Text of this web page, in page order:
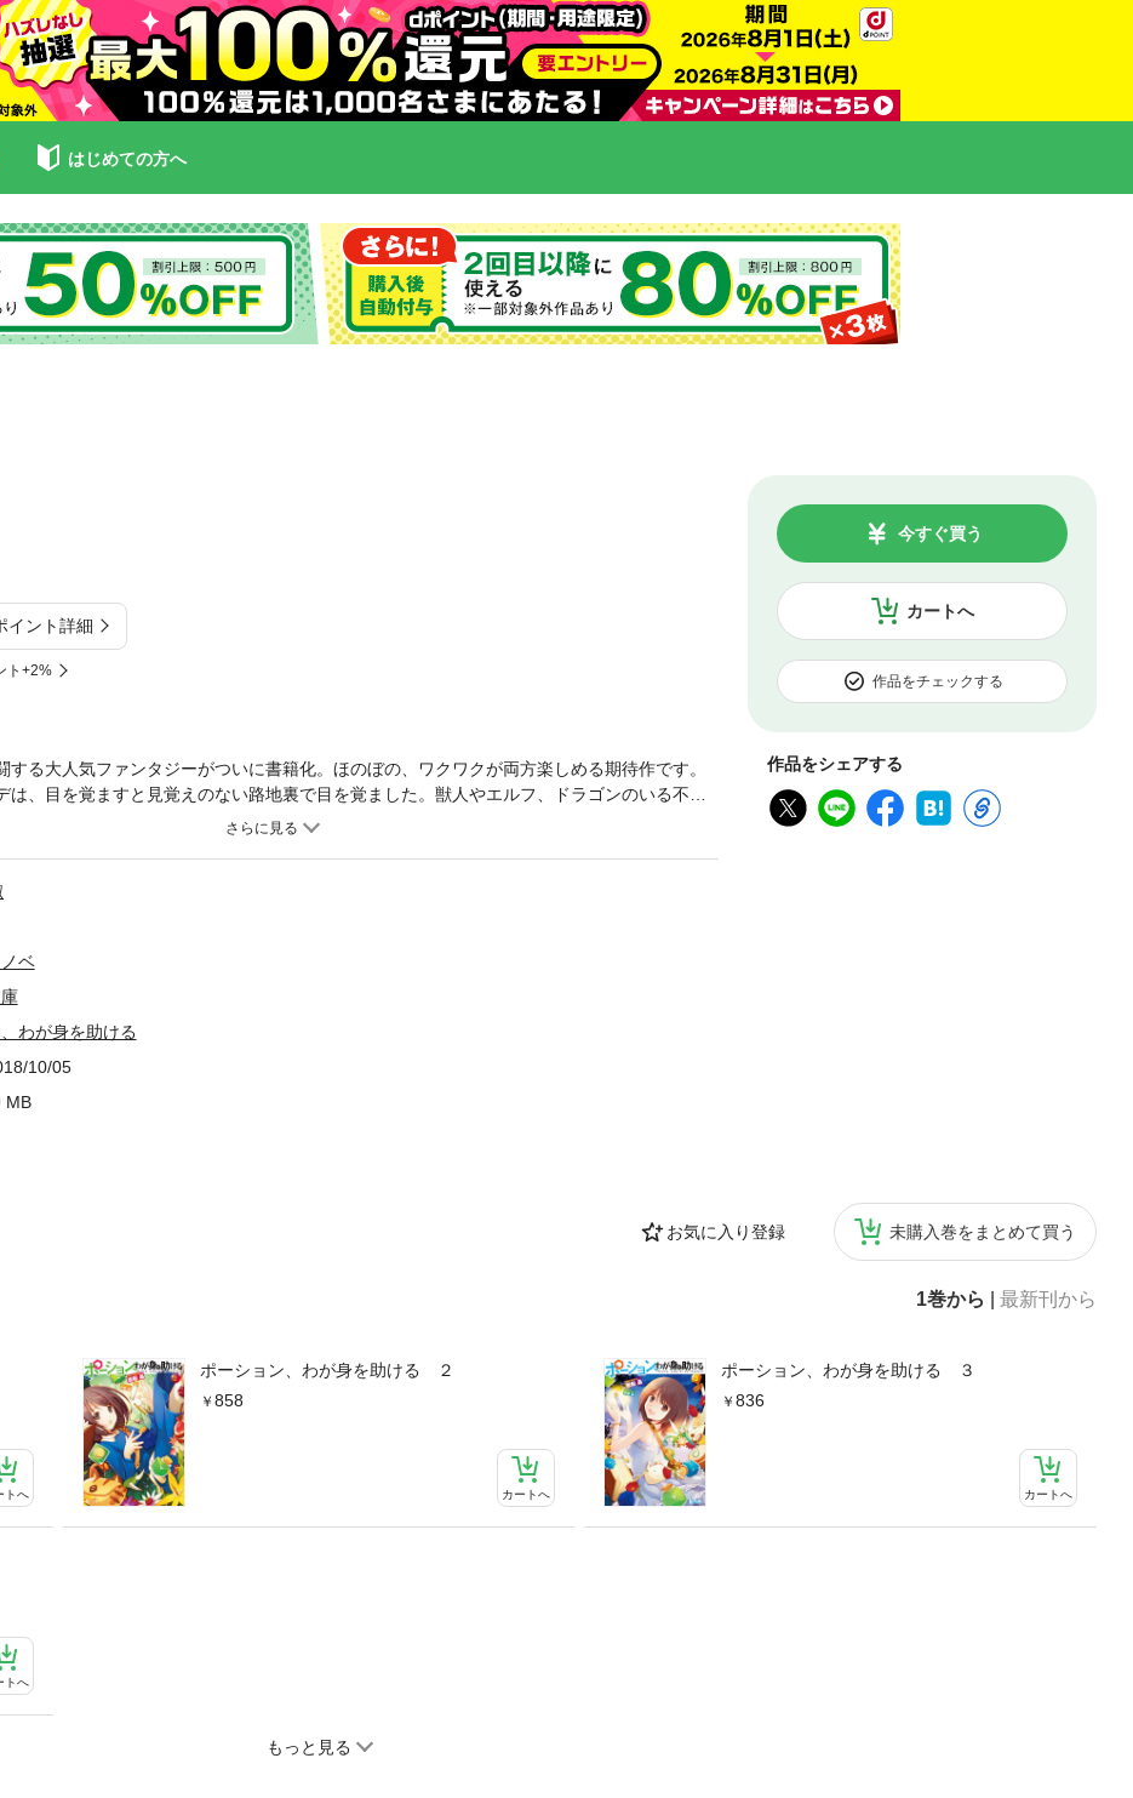
はじめての方へ
イント詳細
ト+2%
カートへ
今すぐ買う
作品をチェックする
作品をシェアする
お気に入り登録 未購入巻をまとめて買う
1巻から 最新刊から
トへ
ポーション、わが身を助ける ２
858
カートへ
ポーション、わが身を助ける ３
836
カートへ
トへ
もっと見る
する大人気ファンタジーがついに書籍化。ほのぼの、ワクワクが両方楽しめる期待作です。
は、目を覚ますと見覚えのない路地裏で目を覚ました。獣人やエルフ、ドラゴンのいる不思
ップしてしまったのだ。カエデは持っていたリュックサックに見覚えのない本があることに
成」と唱えるだけで出来たポーションが、結構な値で売れるからだ。いつか元の世界へ帰る
ションの支えもあって、異世界での生活を送るカエデ。とある一行との出会いから、生活は
ワトキヒサ）：愛知県在住。本作でデビュー。戸部 淑（トベスナホ）：イラストレータ
た」などのライトノベルの挿絵、書籍の挿絵、ゲームのキャラクターデザイン、キャラクタ
で活躍。
ベ
わが身を助ける
10/05
MB